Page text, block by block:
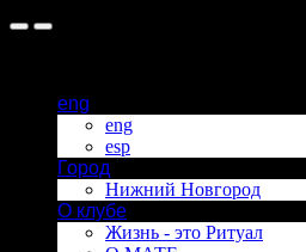
eng
eng
esp
Город
Нижний Новгород
О клубе
Жизнь - это Ритуал